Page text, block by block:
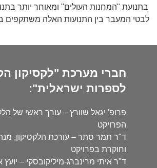
בתנועת "המחנות העולים" ומאוחר יותר
לבטי המעבר בין התנועות האלה משתקפים
חברי מערכת "לקסיקון
לספרות ישראלית":
פרופ' יגאל שוורץ – עורך ראשי של
הפרויקט
ד"ר תמר סתר – עורכת הלקסיקון,
וחוקרת בפרויקט
ד"ר איתי מרינברג-מיליקובסקי –